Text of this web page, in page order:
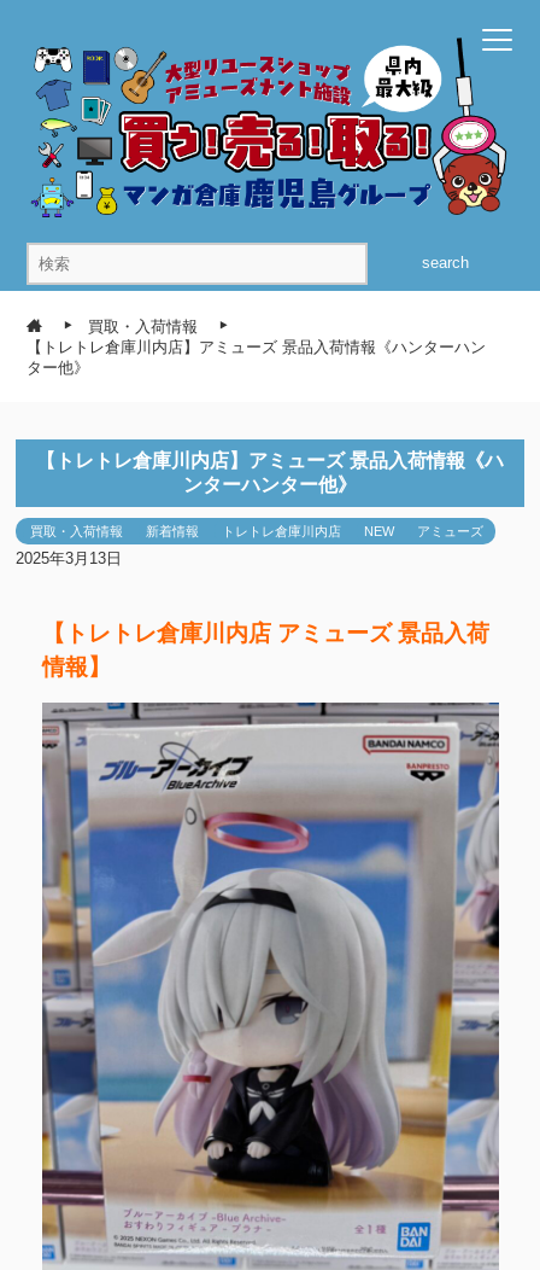
search
買取・入荷情報
【トレトレ倉庫川内店】アミューズ 景品入荷情報《ハンターハン
ター他》
【トレトレ倉庫川内店】アミューズ 景品入荷情報《ハ
ンターハンター他》
買取・入荷情報 新着情報 トレトレ倉庫川内店 NEW アミューズ
2025年3月13日
【トレトレ倉庫川内店 アミューズ 景品入荷
情報】